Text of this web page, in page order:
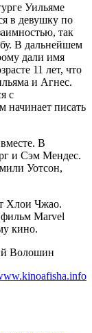
Уильяме
в девушку по
так
В дальнейшем
дали имя
11 лет, что
и Агнес.
с
начинает писать
В
и Сэм Мендес.
Уотсон,
Хлои Чжао.
Marvel
кино.
Волошин